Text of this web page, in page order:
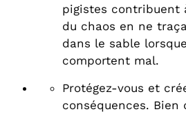
pigistes contribuent
du chaos en ne
dans le sable
comportent mal.
Protégez-vous et
conséquences.